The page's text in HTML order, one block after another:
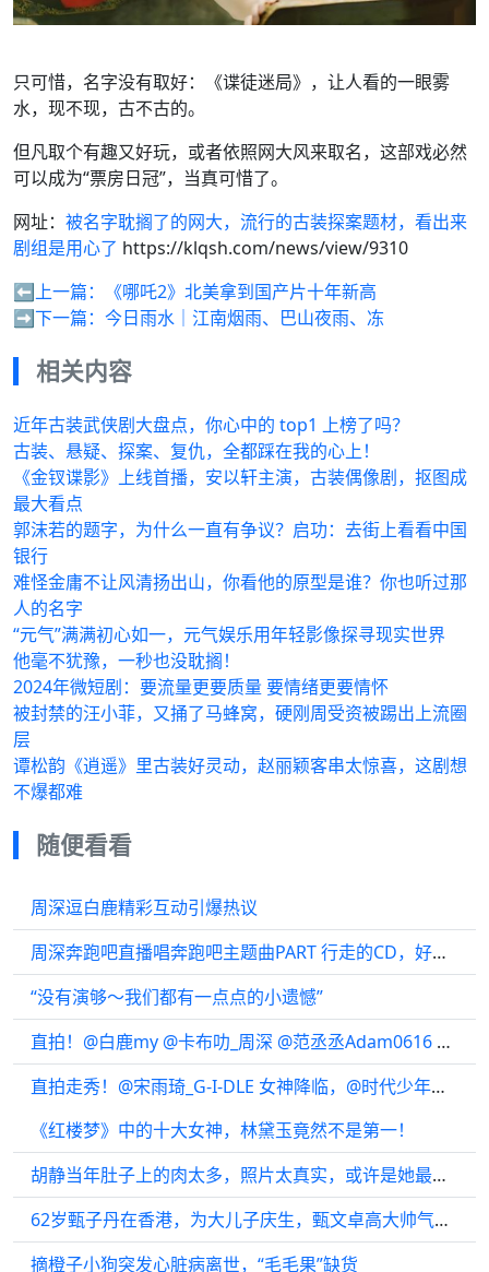
只可惜，名字没有取好：《谍徒迷局》，让人看的一眼雾
水，现不现，古不古的。
但凡取个有趣又好玩，或者依照网大风来取名，这部戏必然
可以成为“票房日冠”，当真可惜了。
网址： 被名字耽搁了的网大，流行的古装探案题材，看出来
剧组是用心了 https://klqsh.com/news/view/9310
⬅️上一篇：
《哪吒2》北美拿到国产片十年新高
➡️下一篇： 今日雨水｜江南烟雨、巴山夜雨、冻
相关内容
近年古装武侠剧大盘点，你心中的 top1 上榜了吗？
古装、悬疑、探案、复仇，全都踩在我的心上！
《金钗谍影》上线首播，安以轩主演，古装偶像剧，抠图成
最大看点
郭沫若的题字，为什么一直有争议？启功：去街上看看中国
银行
难怪金庸不让风清扬出山，你看他的原型是谁？你也听过那
人的名字
“元气”满满初心如一，元气娱乐用年轻影像探寻现实世界
他毫不犹豫，一秒也没耽搁！
2024年微短剧：要流量更要质量 要情绪更要情怀
被封禁的汪小菲，又捅了马蜂窝，硬刚周受资被踢出上流圈
层
谭松韵《逍遥》里古装好灵动，赵丽颖客串太惊喜，这剧想
不爆都难
随便看看
周深逗白鹿精彩互动引爆热议
周深奔跑吧直播唱奔跑吧主题曲PART 行走的CD，好好听
“没有演够～我们都有一点点的小遗憾”
直拍！@白鹿my @卡布叻_周深 @范丞丞Adam0616 跑男西安发布会惊艳出场…
直拍走秀！@宋雨琦_G-I-DLE 女神降临，@时代少年团-张真源 大人模样…
《红楼梦》中的十大女神，林黛玉竟然不是第一！
胡静当年肚子上的肉太多，照片太真实，或许是她最想删的！
62岁甄子丹在香港，为大儿子庆生，甄文卓高大帅气，父子长得好像
摘橙子小狗突发心脏病离世，“毛毛果”缺货